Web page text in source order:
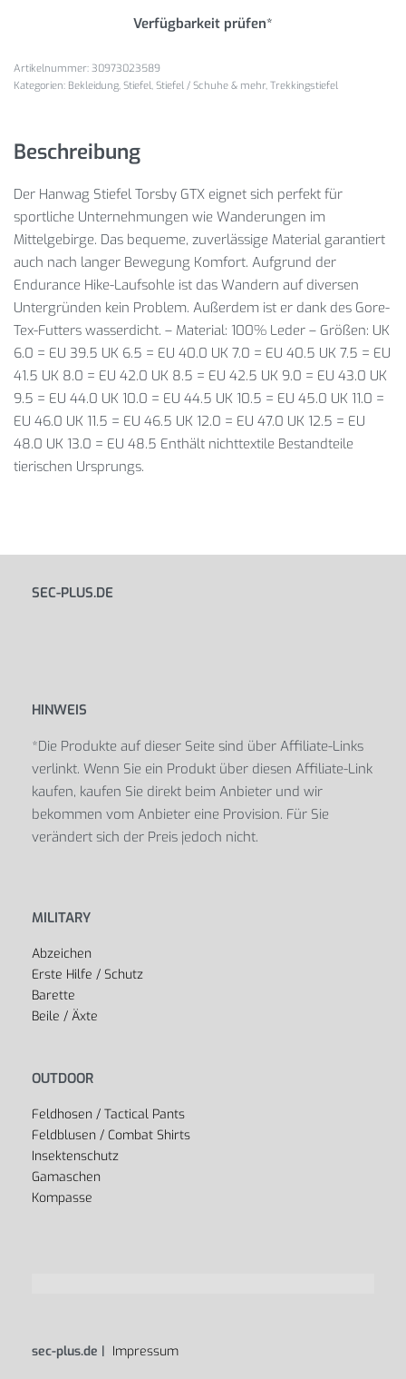
Verfügbarkeit prüfen*
30973023589
Kategorien: Bekleidung, Stiefel, Stiefel / Schuhe & mehr, Trekkingstiefel
Beschreibung
Der Hanwag Stiefel Torsby GTX eignet sich perfekt für
sportliche Unternehmungen wie Wanderungen im
Mittelgebirge. Das bequeme, zuverlässige Material garantiert
auch nach langer Bewegung Komfort. Aufgrund der
Endurance Hike-Laufsohle ist das Wandern auf diversen
Untergründen kein Problem. Außerdem ist er dank des Gore-
Tex-Futters wasserdicht. – Material: 100% Leder – Größen: UK
6.0 = EU 39.5 UK 6.5 = EU 40.0 UK 7.0 = EU 40.5 UK 7.5 = EU
41.5 UK 8.0 = EU 42.0 UK 8.5 = EU 42.5 UK 9.0 = EU 43.0 UK
9.5 = EU 44.0 UK 10.0 = EU 44.5 UK 10.5 = EU 45.0 UK 11.0 =
EU 46.0 UK 11.5 = EU 46.5 UK 12.0 = EU 47.0 UK 12.5 = EU
48.0 UK 13.0 = EU 48.5 Enthält nichttextile Bestandteile
tierischen Ursprungs.
SEC-PLUS.DE
HINWEIS
*Die Produkte auf dieser Seite sind über Affiliate-Links
verlinkt. Wenn Sie ein Produkt über diesen Affiliate-Link
kaufen, kaufen Sie direkt beim Anbieter und wir
bekommen vom Anbieter eine Provision. Für Sie
verändert sich der Preis jedoch nicht.
MILITARY
Abzeichen
Erste Hilfe / Schutz
Barette
Beile / Äxte
OUTDOOR
Feldhosen / Tactical Pants
Feldblusen / Combat Shirts
Insektenschutz
Gamaschen
Kompasse
sec-plus.de | Impressum